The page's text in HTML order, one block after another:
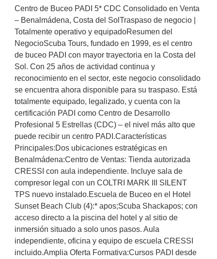
Centro de Buceo PADI 5* CDC Consolidado en Venta
– Benalmádena, Costa del SolTraspaso de negocio |
Totalmente operativo y equipadoResumen del
NegocioScuba Tours, fundado en 1999, es el centro
de buceo PADI con mayor trayectoria en la Costa del
Sol. Con 25 años de actividad continua y
reconocimiento en el sector, este negocio consolidado
se encuentra ahora disponible para su traspaso. Está
totalmente equipado, legalizado, y cuenta con la
certificación PADI como Centro de Desarrollo
Profesional 5 Estrellas (CDC) – el nivel más alto que
puede recibir un centro PADI.Características
Principales:Dos ubicaciones estratégicas en
Benalmádena:Centro de Ventas: Tienda autorizada
CRESSI con aula independiente. Incluye sala de
compresor legal con un COLTRI MARK III SILENT
TPS nuevo instalado.Escuela de Buceo en el Hotel
Sunset Beach Club (4):* apos;Scuba Shackapos; con
acceso directo a la piscina del hotel y al sitio de
inmersión situado a solo unos pasos. Aula
independiente, oficina y equipo de escuela CRESSI
incluido.Amplia Oferta Formativa:Cursos PADI desde